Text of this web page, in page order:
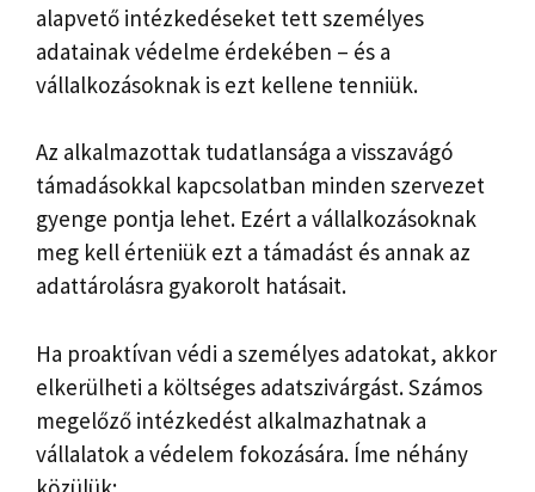
alapvető intézkedéseket tett személyes
adatainak védelme érdekében – és a
vállalkozásoknak is ezt kellene tenniük.
Az alkalmazottak tudatlansága a visszavágó
támadásokkal kapcsolatban minden szervezet
gyenge pontja lehet. Ezért a vállalkozásoknak
meg kell érteniük ezt a támadást és annak az
adattárolásra gyakorolt ​​hatásait.
Ha proaktívan védi a személyes adatokat, akkor
elkerülheti a költséges adatszivárgást. Számos
megelőző intézkedést alkalmazhatnak a
vállalatok a védelem fokozására. Íme néhány